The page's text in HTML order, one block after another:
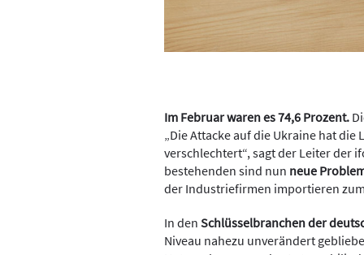
Im Februar waren es 74,6 Prozent.
„Die Attacke auf die Ukraine hat
verschlechtert“, sagt der Leiter der
bestehenden sind nun neue
der Industriefirmen importieren
In den Schlüsselbranchen der
Niveau nahezu unverändert